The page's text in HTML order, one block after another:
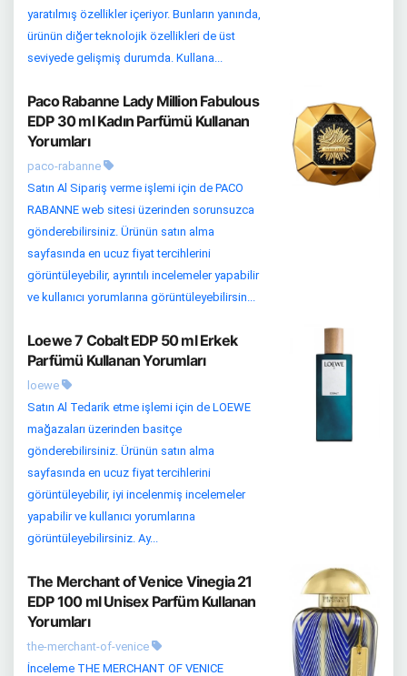
yaratılmış özellikler içeriyor. Bunların yanında,
ürünün diğer teknolojik özellikleri de üst
seviyede gelişmiş durumda. Kullana...
Paco Rabanne Lady Million Fabulous
EDP 30 ml Kadın Parfümü Kullanan
Yorumları
paco-rabanne
Satın Al Sipariş verme işlemi için de PACO
RABANNE web sitesi üzerinden sorunsuzca
gönderebilirsiniz. Ürünün satın alma
sayfasında en ucuz fiyat tercihlerini
görüntüleyebilir, ayrıntılı incelemeler yapabilir
ve kullanıcı yorumlarına görüntüleyebilirsin...
Loewe 7 Cobalt EDP 50 ml Erkek
Parfümü Kullanan Yorumları
loewe
Satın Al Tedarik etme işlemi için de LOEWE
mağazaları üzerinden basitçe
gönderebilirsiniz. Ürünün satın alma
sayfasında en ucuz fiyat tercihlerini
görüntüleyebilir, iyi incelenmiş incelemeler
yapabilir ve kullanıcı yorumlarına
görüntüleyebilirsiniz. Ay...
The Merchant of Venice Vinegia 21
EDP 100 ml Unisex Parfüm Kullanan
Yorumları
the-merchant-of-venice
İnceleme THE MERCHANT OF VENICE